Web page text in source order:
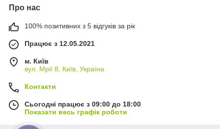
Про нас
100% позитивних з 5 відгуків за рік
Працює з 12.05.2021
м. Київ
вул. Мрії 8, Київ, Україна
Контакти
Сьогодні працює з 09:00 до 18:00
Показати весь графік роботи